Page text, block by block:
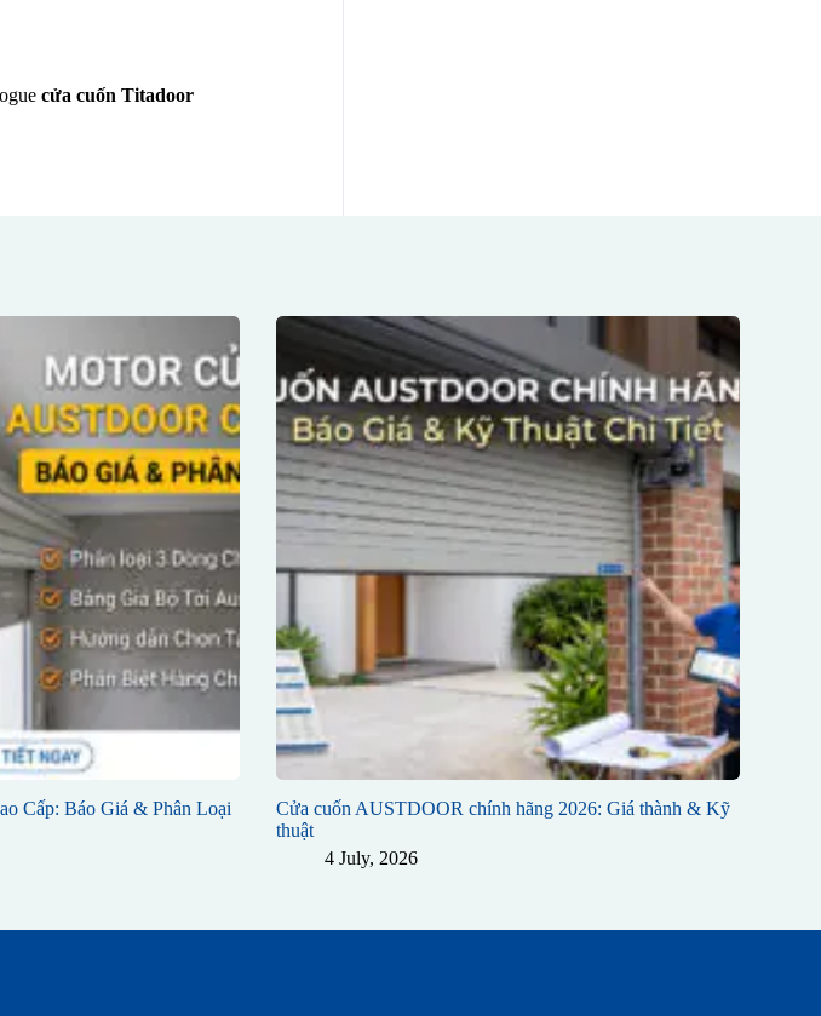
cửa cuốn Titadoor
Cấp: Báo Giá & Phân Loại
Cửa cuốn AUSTDOOR chính hãng 2026: Giá thành & Kỹ
thuật
4 July, 2026